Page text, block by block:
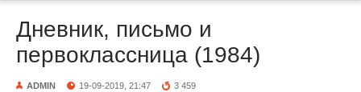
Дневник, письмо и
первоклассница (1984)
ADMIN 19-09-2019, 21:47 3 459